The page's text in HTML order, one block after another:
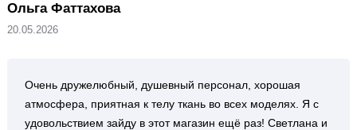
Ольга Фаттахова
20.05.2026
Очень дружелюбный, душевный персонал, хорошая
атмосфера, приятная к телу ткань во всех моделях. Я с
удовольствием зайду в этот магазин ещё раз! Светлана и